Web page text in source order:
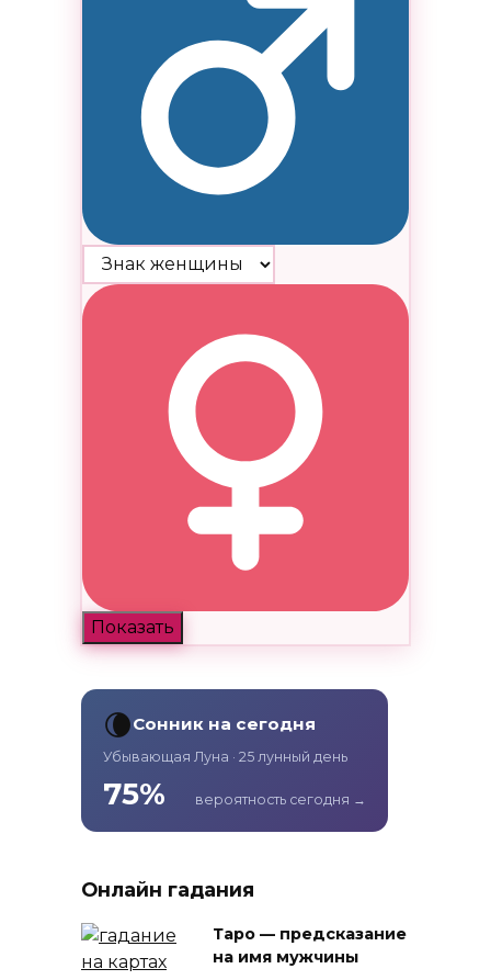
Показать
🌘Сонник на сегодня
Убывающая Луна · 25 лунный день
75% вероятность сегодня →
Онлайн гадания
Таро — предсказание
на имя мужчины